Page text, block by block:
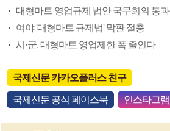
대형마트 영업규제 법안 국무회의 통과
여야 '대형마트 규제법' 막판 절충
시·군, 대형마트 영업제한 폭 줄인다
국제신문 카카오플러스 친구
국제신문 공식 페이스북 인스타그램